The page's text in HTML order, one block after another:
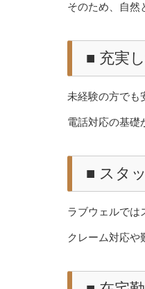
そのため、自然
■ 充実
未経験の方でも
電話対応の基礎
■ スタ
ラブウェルでは
クレーム対応や